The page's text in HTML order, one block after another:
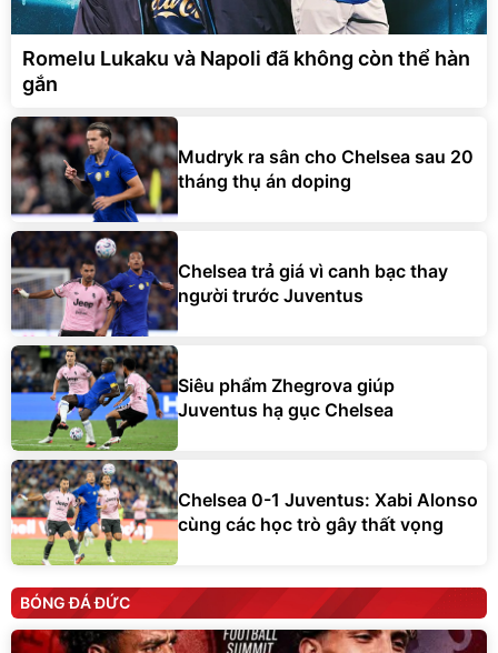
Romelu Lukaku và Napoli đã không còn thể hàn
gắn
Mudryk ra sân cho Chelsea sau 20
tháng thụ án doping
Chelsea trả giá vì canh bạc thay
người trước Juventus
Siêu phẩm Zhegrova giúp
Juventus hạ gục Chelsea
Chelsea 0-1 Juventus: Xabi Alonso
cùng các học trò gây thất vọng
BÓNG ĐÁ ĐỨC